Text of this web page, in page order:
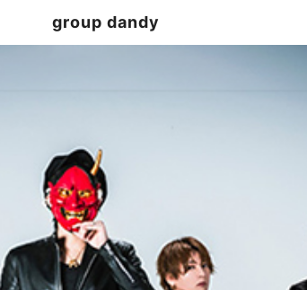
group dandy